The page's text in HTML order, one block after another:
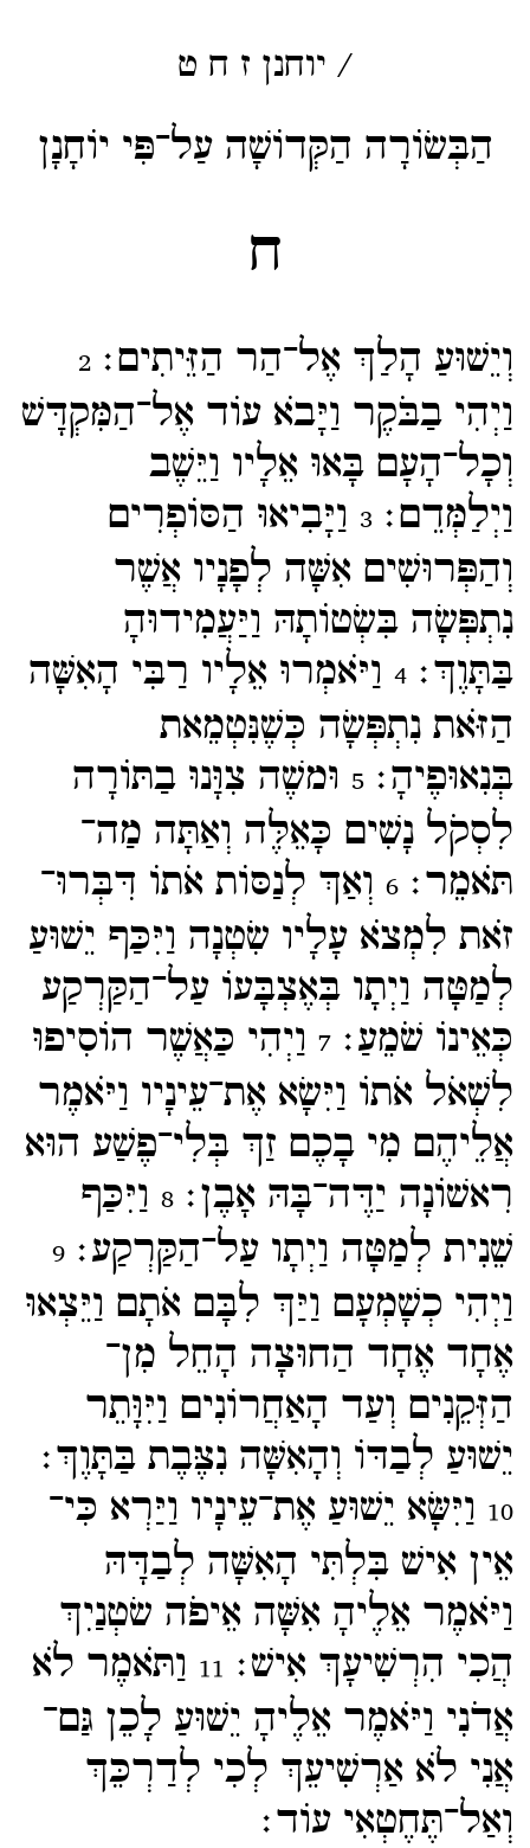
/ יוחנן ז ח ט
הַבְּשׂוֹרָה הַקְּדוֹשָׁה עַל־פִּי יוֹחָנָן
ח
וְיֵשׁוּעַ הָלַךְ אֶל־​הַר הַזֵּיתִים׃2
וַיְהִי בַבֹּקֶר וַיָּבֹא עוֹד אֶל־​הַמִּקְדָּשׁ
וְכָל־​הָעָם בָּאוּ אֵלָיו וַיֵּשֶׁב
וַיְלַמְּדֵם׃3 וַיָּבִיאוּ הַסּוֹפְרִים
וְהַפְּרוּשִׁים אִשָּׁה לְפָנָיו אֲשֶׁר
נִתְפְּשָׂה בִּשְׂטוֹתָהּ וַיַּעֲמִידוּהָ
בַּתָּוֶךְ׃4 וַיֹּאמְרוּ אֵלָיו רַבִּי הָאִשָּׁה
הַזֹּאת נִתְפְּשָׂה כְּשֶׁנִּטְמֵאת
בְּנִאוּפֶיהָ׃5 וּמשֶׁה צִוָּנוּ בַתּוֹרָה
לִסְקֹל נָשִׁים כָּאֵלֶּה וְאַתָּה מַה־​
תֹּאמֵר׃6 וְאַךְ לְנַסּוֹת אֹתוֹ דִּבְּרוּ־​
זֹאת לִמְצֹא עָלָיו שִׂטְנָה וַיִּכַּף יֵשׁוּעַ
לְמַטָּה וַיְתָו בְּאֶצְבָּעוֹ עַל־​הַקַּרְקַע
כְּאֵינוֹ שֹׁמֵעַ׃7 וַיְהִי כַּאֲשֶׁר הוֹסִיפוּ
לִשְׁאֹל אֹתוֹ וַיִּשָׂא אֶת־​עֵינָיו וַיֹּאמֶר
אֲלֵיהֶם מִי בָכֶם זַךְ בְּלִי־​פֶשַׁע הוּא
רִאשׁוֹנָה יַדֶּה־​בָּהּ אָבֶן׃8 וַיִּכַּף
שֵׁנִית לְמַטָּה וַיְתָו עַל־​הַקַּרְקַע׃9
וַיְהִי כְשָׁמְעָם וַיַּךְ לִבָּם אֹתָם וַיֵּצְאוּ
אֶחָד אֶחָד הַחוּצָה הָחֵל מִן־​
הַזְּקֵנִים וְעַד הָאַחֲרוֹנִים וַיִּוָּתֵר
יֵשׁוּעַ לְבַדּוֹ וְהָאִשָּׁה נִצֶּבֶת בַּתָּוֶךְ׃
10 וַיִּשָּׂא יֵשׁוּעַ אֶת־​עֵינָיו וַיַּרְא כִּי־​
אֵין אִישׁ בִּלְתִּי הָאִשָּׁה לְבַדָּהּ
וַיֹּאמֶר אֵלֶיהָ אִשָּׁה אֵיפֹה שׂטְנַיִךְ
הֲכִי הִרְשִׁיעָךְ אִישׁ׃ 11 וַתֹּאמֶר לֹא
אֲדֹנִי וַיֹּאמֶר אֵלֶיהָ יֵשׁוּעַ לָכֵן גַּם־​
אֲנִי לֹא אַרְשִׁיעֵךְ לְכִי לְדַרְכֵּךְ
וְאַל־​תֶּחֶטְאִי עוֹד׃